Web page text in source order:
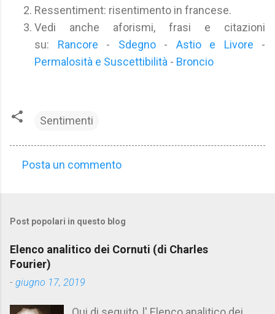
Ressentiment: risentimento in francese.
Vedi anche aforismi, frasi e citazioni
su: Rancore - Sdegno- Astio e Livore -
Permalosità e Suscettibilità - Broncio
Sentimenti
m
e
n
t
Posta un commento
Post popolari in questo blog
Elenco analitico dei Cornuti (di Charles
Fourier)
- giugno 17, 2019